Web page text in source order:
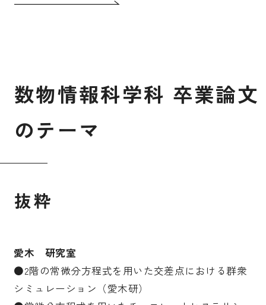
数物情報科学科 卒業論文
のテ ーマ
抜粋
愛木 研究室
●2階の常微分方程式を用いた交差点における群衆
シミュレーション（愛木研）